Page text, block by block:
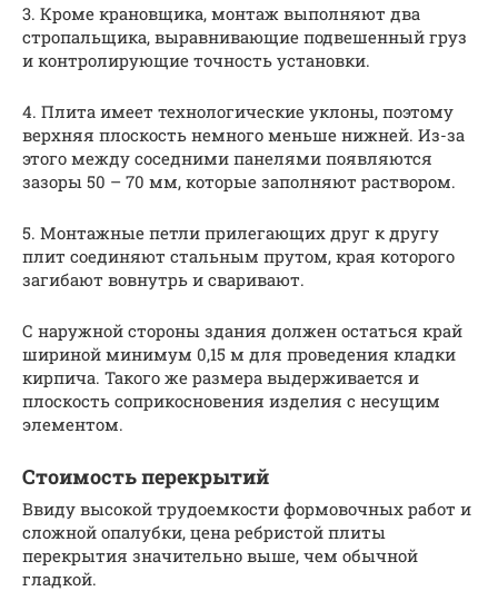
3. Кроме крановщика, монтаж выполняют два
стропальщика, выравнивающие подвешенный груз
и контролирующие точность установки.
4. Плита имеет технологические уклоны, поэтому
верхняя плоскость немного меньше нижней. Из-за
этого между соседними панелями появляются
зазоры 50 – 70 мм, которые заполняют раствором.
5. Монтажные петли прилегающих друг к другу
плит соединяют стальным прутом, края которого
загибают вовнутрь и сваривают.
С наружной стороны здания должен остаться край
шириной минимум 0,15 м для проведения кладки
кирпича. Такого же размера выдерживается и
плоскость соприкосновения изделия с несущим
элементом.
Стоимость перекрытий
Ввиду высокой трудоемкости формовочных работ и
сложной опалубки, цена ребристой плиты
перекрытия значительно выше, чем обычной
гладкой.